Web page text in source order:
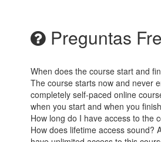
Preguntas
When does the course start and
The course starts now and never
completely self-paced online
when you start and when you
How long do I have access to the
How does lifetime access sound?